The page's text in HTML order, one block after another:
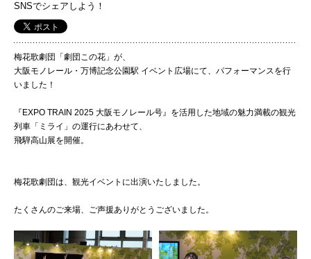
交通アクセス
代表
072-643-6221
072-643-6566
SNSでシェアしよう！
梅花歌劇団「劇団この花」が、
大阪モノレール・万博記念公園駅 イベント広場にて、パフォーマンスを行
いました！
『EXPO TRAIN 2025 大阪モノレール号』を活用した地域の魅力満載の観光
列車「ミライ」の運行にあわせて、
飛騨高山展を開催。
梅花歌劇団は、観光イベントに出演いたしました。
たくさんのご来場、ご声援ありがとうございました。
PHOTO